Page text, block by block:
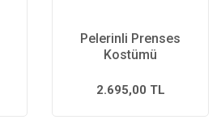
Pelerinli Prenses
Kostümü
2.695,00 TL